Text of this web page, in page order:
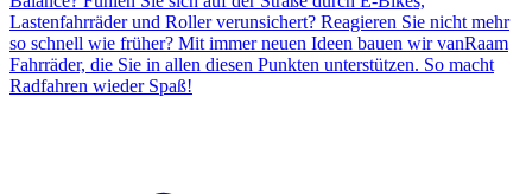
Lastenfahrräder und Roller verunsichert? Reagieren Sie nicht mehr
so schnell wie früher? Mit immer neuen Ideen bauen wir vanRaam
Fahrräder, die Sie in allen diesen Punkten unterstützen. So macht
Radfahren wieder Spaß!